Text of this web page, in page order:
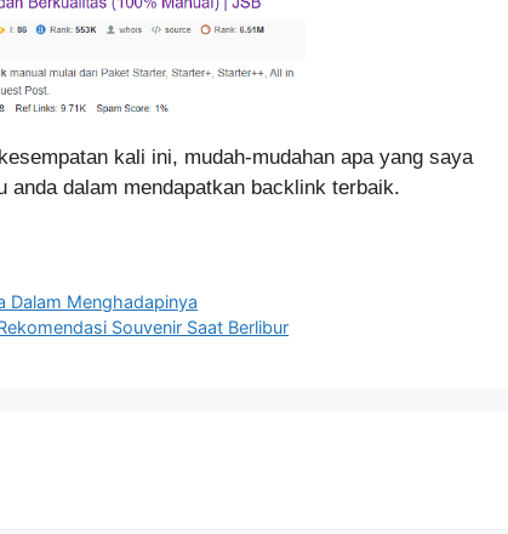
kali ini, mudah-mudahan apa yang saya
anda dalam mendapatkan backlink terbaik.
Dalam Menghadapinya
Souvenir Saat Berlibur